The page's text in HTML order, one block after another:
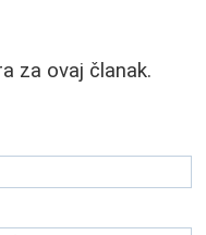
za ovaj članak.